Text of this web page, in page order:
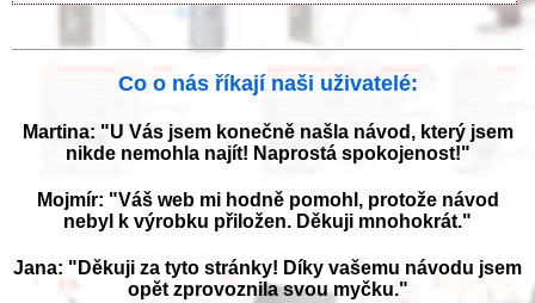
Co o nás říkají naši uživatelé:
Martina: "U Vás jsem konečně našla návod, který jsem
nikde nemohla najít! Naprostá spokojenost!"
Mojmír: "Váš web mi hodně pomohl, protože návod
nebyl k výrobku přiložen. Děkuji mnohokrát."
Jana: "Děkuji za tyto stránky! Díky vašemu návodu jsem
opět zprovoznila svou myčku."